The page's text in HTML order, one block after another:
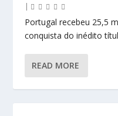
|
Portugal recebeu 25,5
conquista do inédito
READ MORE